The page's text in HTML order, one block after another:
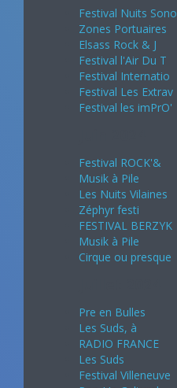
Festival Nuits Sono
Zones Portuaires
Elsass Rock & J
Festival l'Air Du T
Festival Internatio
Festival Les Extrav
Festival les imPrO'
Festival ROCK'&
Musik à Pile
Les Nuits Vilaines
Zéphyr festi
FESTIVAL BERZYK
Musik à Pile
Cirque ou presque
Pre en Bulles
Les Suds, à
RADIO FRANCE
Les Suds
Festival Villeneuve